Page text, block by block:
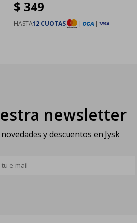
$ 349
HASTA12 CUOTAS | |
newsletter
y descuentos en Jysk